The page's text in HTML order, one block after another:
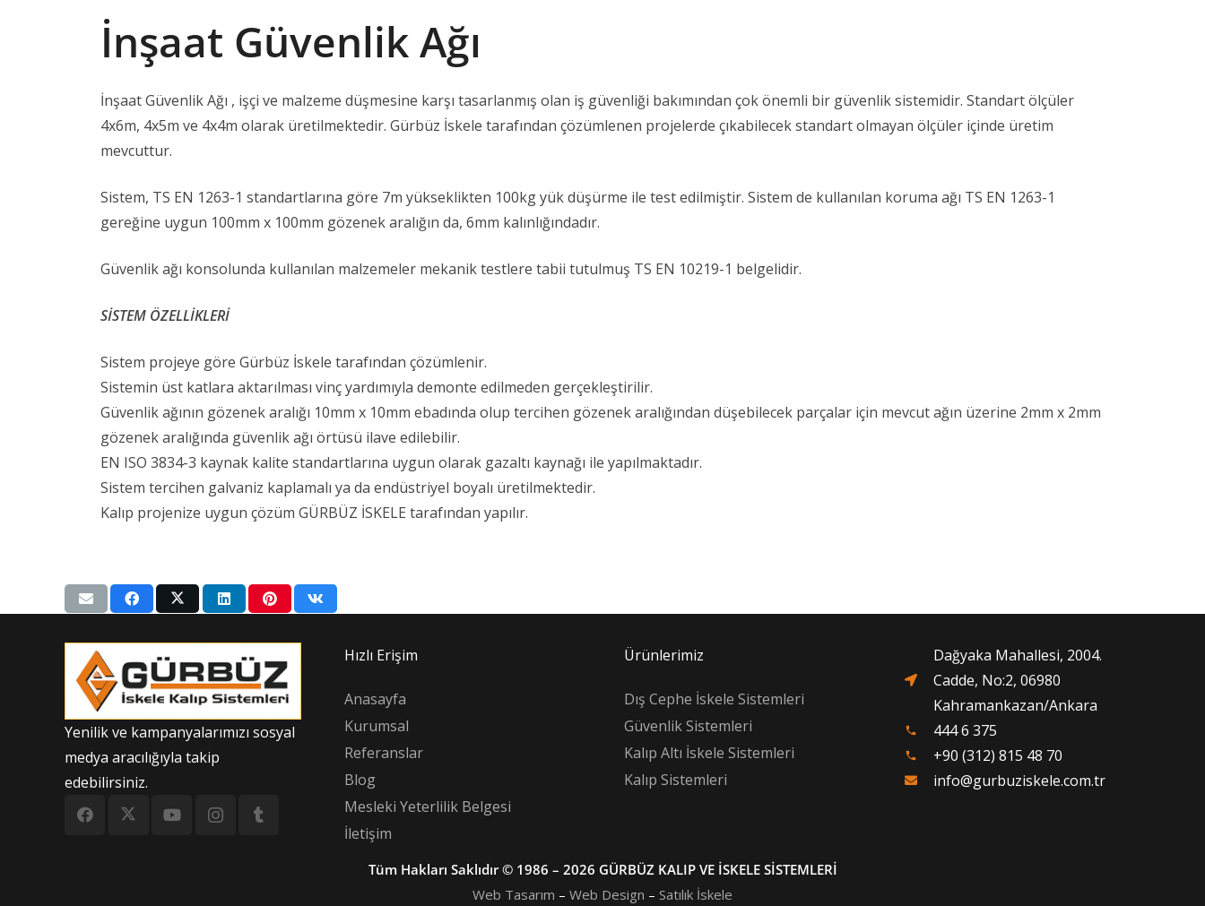
İnşaat Güvenlik Ağı
İnşaat Güvenlik Ağı , işçi ve malzeme düşmesine karşı tasarlanmış olan iş güvenliği bakımından çok önemli bir güvenlik sistemidir. Standart ölçüler
4x6m, 4x5m ve 4x4m olarak üretilmektedir. Gürbüz İskele tarafından çözümlenen projelerde çıkabilecek standart olmayan ölçüler içinde üretim
mevcuttur.
Sistem, TS EN 1263-1 standartlarına göre 7m yükseklikten 100kg yük düşürme ile test edilmiştir. Sistem de kullanılan koruma ağı TS EN 1263-1
gereğine uygun 100mm x 100mm gözenek aralığın da, 6mm kalınlığındadır.
Güvenlik ağı konsolunda kullanılan malzemeler mekanik testlere tabii tutulmuş TS EN 10219-1 belgelidir.
SİSTEM ÖZELLİKLERİ
Sistem projeye göre Gürbüz İskele tarafından çözümlenir.
Sistemin üst katlara aktarılması vinç yardımıyla demonte edilmeden gerçekleştirilir.
Güvenlik ağının gözenek aralığı 10mm x 10mm ebadında olup tercihen gözenek aralığından düşebilecek parçalar için mevcut ağın üzerine 2mm x 2mm
gözenek aralığında güvenlik ağı örtüsü ilave edilebilir.
EN ISO 3834-3 kaynak kalite standartlarına uygun olarak gazaltı kaynağı ile yapılmaktadır.
Sistem tercihen galvaniz kaplamalı ya da endüstriyel boyalı üretilmektedir.
Kalıp projenize uygun çözüm GÜRBÜZ İSKELE tarafından yapılır.
Yenilik ve kampanyalarımızı sosyal
medya aracılığıyla takip
edebilirsiniz.
Hızlı Erişim
Anasayfa
Kurumsal
Referanslar
Blog
Mesleki Yeterlilik Belgesi
İletişim
Ürünlerimiz
Dış Cephe İskele Sistemleri
Güvenlik Sistemleri
Kalıp Altı İskele Sistemleri
Kalıp Sistemleri
Dağyaka Mahallesi, 2004.
Cadde, No:2, 06980
Kahramankazan/Ankara
phone 444 6 375
phone
+90 (312) 815 48 70
info@gurbuziskele.com.tr
Tüm Hakları Saklıdır © 1986 – 2026 GÜRBÜZ KALIP VE İSKELE SİSTEMLERİ
Web Tasarım – Web Design – Satılık İskele